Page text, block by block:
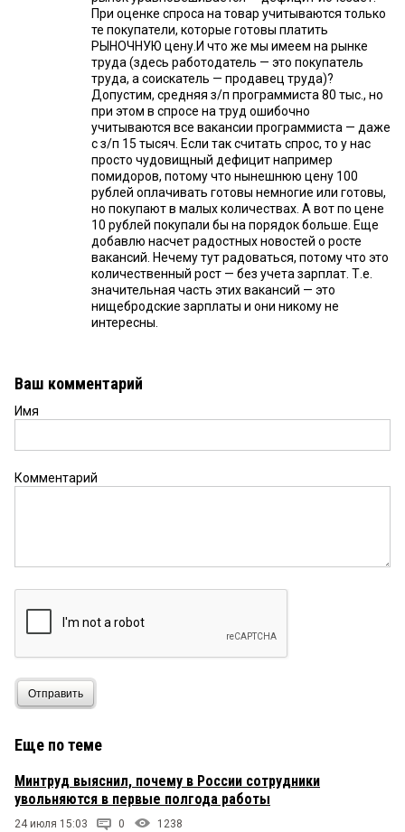
При оценке спроса на товар учитываются только
те покупатели, которые готовы платить
РЫНОЧНУЮ цену.И что же мы имеем на рынке
труда (здесь работодатель — это покупатель
труда, а соискатель — продавец труда)?
Допустим, средняя з/п программиста 80 тыс., но
при этом в спросе на труд ошибочно
учитываются все вакансии программиста — даже
с з/п 15 тысяч. Если так считать спрос, то у нас
просто чудовищный дефицит например
помидоров, потому что нынешнюю цену 100
рублей оплачивать готовы немногие или готовы,
но покупают в малых количествах. А вот по цене
10 рублей покупали бы на порядок больше. Еще
добавлю насчет радостных новостей о росте
вакансий. Нечему тут радоваться, потому что это
количественный рост — без учета зарплат. Т.е.
значительная часть этих вакансий — это
нищебродские зарплаты и они никому не
интересны.
Ваш комментарий
Имя
Комментарий
Отправить
Еще по теме
Минтруд выяснил, почему в России сотрудники
увольняются в первые полгода работы
24 июля 15:03 0 1238